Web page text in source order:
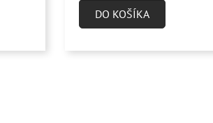
hviezdičiek.
DO KOŠÍKA